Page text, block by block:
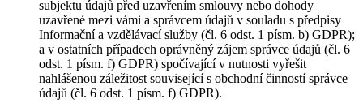
subjektu údajů před uzavřením smlouvy nebo dohody
uzavřené mezi vámi a správcem údajů v souladu s předpisy
Informační a vzdělávací služby (čl. 6 odst. 1 písm. b) GDPR);
a v ostatních případech oprávněný zájem správce údajů (čl. 6
odst. 1 písm. f) GDPR) spočívající v nutnosti vyřešit
nahlášenou záležitost související s obchodní činností správce
údajů (čl. 6 odst. 1 písm. f) GDPR).